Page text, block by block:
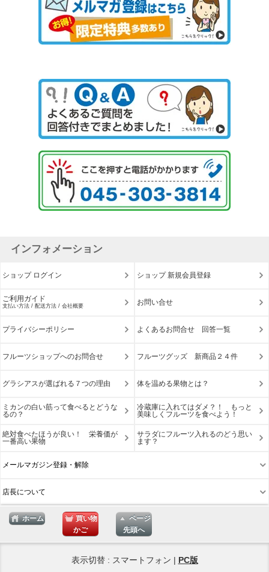
インフォメーション
ショップ ログイン ショップ 新規会員登録
ご利用ガイド
支払い方法 / 配送方法 / 会社概要 お問い合せ
プライバシーポリシー よくあるお問合せ 回答一覧
フルーツショップへのお問合せ フルーツグッズ 新商品２４件
グラシアスが選ばれる７つの理由 体を温める果物とは？
ミカンの白い筋って食べるとどうな
るの？
冷蔵庫に入れてはダメ？！ もっと
美味しくフルーツを食べよう！
絶対食べたほうが良い！ 栄養価が
一番高い果物
サラダにフルーツ入れるのどう思い
ます？
メールマガジン登録・解除
店長について
ホーム
買い物
かご
ページ
先頭へ
表示切替 : スマートフォン | PC版